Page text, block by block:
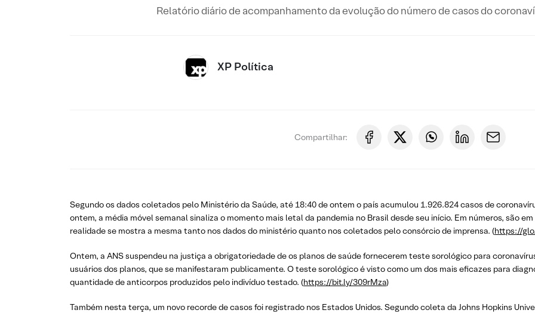
Relatório diário de acompanhamento da evolução do número de casos do
XP Política
Compartilhar:
Segundo os dados coletados pelo Ministério da Saúde, até 18:40 de ontem o país acumulou 1.926.824 casos de
ontem, a média móvel semanal sinaliza o momento mais letal da pandemia no Brasil desde seu início. Em números, são
realidade se mostra a mesma tanto nos dados do ministério quanto nos coletados pelo consórcio de imprensa. (https://
Ontem, a ANS suspendeu na justiça a obrigatoriedade de os planos de saúde fornecerem teste sorológico para
usuários dos planos, que se manifestaram publicamente. O teste sorológico é visto como um dos mais eficazes para
quantidade de anticorpos produzidos pelo indivíduo testado. (https://bit.ly/309rMza)
Também nesta terça, um novo recorde de casos foi registrado nos Estados Unidos. Segundo coleta da Johns Hopkins